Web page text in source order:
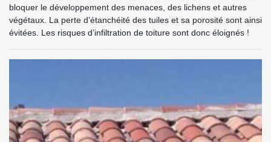
bloquer le développement des menaces, des lichens et autres
végétaux. La perte d’étanchéité des tuiles et sa porosité sont ainsi
évitées. Les risques d’infiltration de toiture sont donc éloignés !